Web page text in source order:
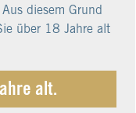
diesem Grund
über 18 Jahre alt
alt.